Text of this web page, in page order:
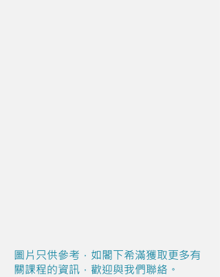
圖片只供參考，如閣下希滿獲取更多有
關課程的資訊，歡迎與我們聯絡。